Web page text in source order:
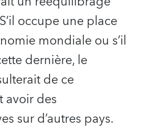
occupe une place
mondiale ou s’il
dernière, le
de ce
des
sur d’autres pays.